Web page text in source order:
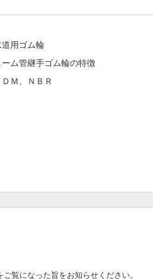
道用ゴム輪
ーム管継手ゴム輪の特徴
ＤＭ、ＮＢＲ
覧になった旨をお知らせください。